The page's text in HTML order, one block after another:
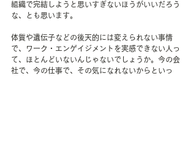
組織で完結しようと思いすぎないほうがいいだろう
な、とも思います。
体質や遺伝子などの後天的には変えられない事情
で、ワーク・エンゲイジメントを実感できない人っ
て、ほとんどいないんじゃないでしょうか。今の会
社で、今の仕事で、その気になれないからといっ